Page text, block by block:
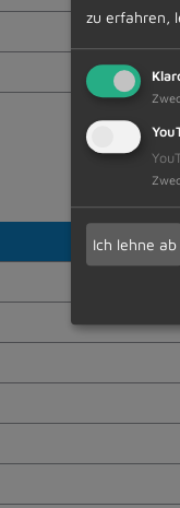
zu erfahren,
Ich lehne ab